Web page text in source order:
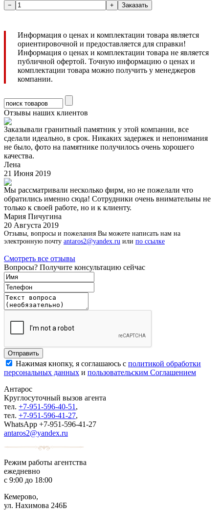
Информация о ценах и комплектации товара является
ориентировочной и предоставляется для справки!
Информация о ценах и комплектации товара не является
публичной офертой. Точную информацию о ценах и
комплектации товара можно получить у менеджеров
компании.
Отзывы наших клиентов
Заказывали гранитный памятник у этой компании, все
сделали идеально, в срок. Никаких задержек и непонимания
не было, фото на памятнике получилось очень хорошего
качества.
Лена
21 Июня 2019
Мы рассматривали несколько фирм, но не пожелали что
обратились именно сюда! Сотрудники очень внимательны не
только к своей работе, но и к клиенту.
Мария Пичугина
20 Августа 2019
Отзывы, вопросы и пожелания Вы можете написать нам на
электронную почту antaros2@yandex.ru или по ссылке
Смотреть все отзывы
Вопросы? Получите консультацию сейчас
Нажимая кнопку, я соглашаюсь с политикой обработки
персональных данных и пользовательским Соглашением
Антарос
Круглосуточный вызов агента
тел. +7-951-596-40-51 ,
тел. +7-951-596-41-27,
WhatsApp +7-951-596-41-27
antaros2@yandex.ru
Режим работы агентства
ежедневно
с 9:00 до 18:00
Кемерово,
ул. Нахимова 246Б